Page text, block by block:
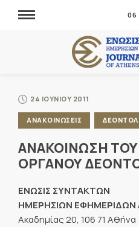
06
24 ΙΟΥΝΙΟΥ 2011
ΑΝΑΚΟΙΝΩΣΕΙΣ
ΑΝΑΚΟΙΝΩΣΗ
ΟΡΓΑΝΟΥ
ΕΝΩΣΙΣ ΣΥΝΤΑΚΤΩΝ
ΗΜΕΡΗΣΙΩΝ
Ακαδημίας 20, 106 71 Αθήνα